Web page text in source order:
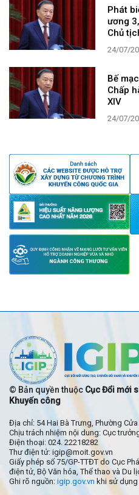
Phát
ương
Chủ
24/07/
Bế
Chấp
XIV
24/07/
© Bản quyền thuộc Cục Đổi mới
Khuyến công
Địa chỉ: 54 Hai Bà Trưng, Phường
Chịu trách nhiệm nội dung: Cục
Điện thoại: 024. 22218282
Thư điện tử: igip@moit.gov.vn
Giấy phép số 75/GP-TTĐT do Cục
điện tử, Bộ Văn hóa, Thể thao và Du
Ghi rõ nguồn: igip.gov.vn khi sử